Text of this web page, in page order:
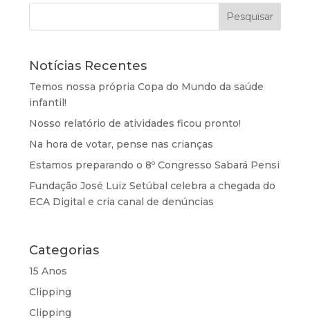
Notícias Recentes
Temos nossa própria Copa do Mundo da saúde
infantil!
Nosso relatório de atividades ficou pronto!
Na hora de votar, pense nas crianças
Estamos preparando o 8º Congresso Sabará Pensi
Fundação José Luiz Setúbal celebra a chegada do
ECA Digital e cria canal de denúncias
Categorias
15 Anos
Clipping
Clipping